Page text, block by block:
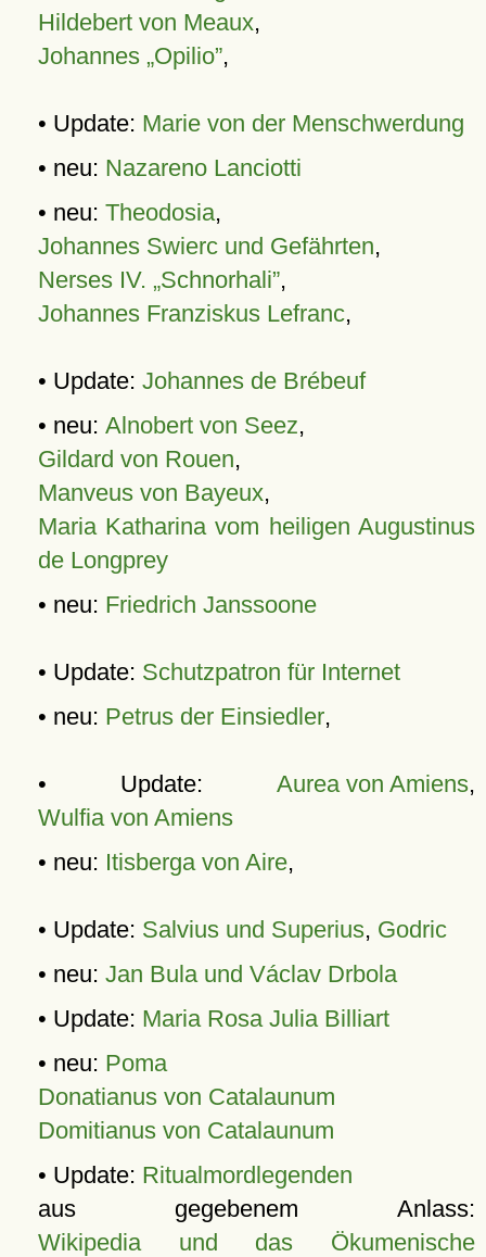
Hildebert von Meaux,
Johannes „Opilio”,
• Update: Marie von der Menschwerdung
• neu: Nazareno Lanciotti
• neu: Theodosia,
Johannes Swierc und Gefährten,
Nerses IV. „Schnorhali”,
Johannes Franziskus Lefranc,
• Update: Johannes de Brébeuf
• neu: Alnobert von Seez,
Gildard von Rouen,
Manveus von Bayeux,
Maria Katharina vom heiligen Augustinus
de Longprey
• neu: Friedrich Janssoone
• Update: Schutzpatron für Internet
• neu: Petrus der Einsiedler,
• Update: Aurea von Amiens,
Wulfia von Amiens
• neu: Itisberga von Aire,
• Update: Salvius und Superius, Godric
• neu: Jan Bula und Václav Drbola
• Update: Maria Rosa Julia Billiart
• neu: Poma
Donatianus von Catalaunum
Domitianus von Catalaunum
• Update: Ritualmordlegenden
aus gegebenem Anlass:
Wikipedia und das Ökumenische